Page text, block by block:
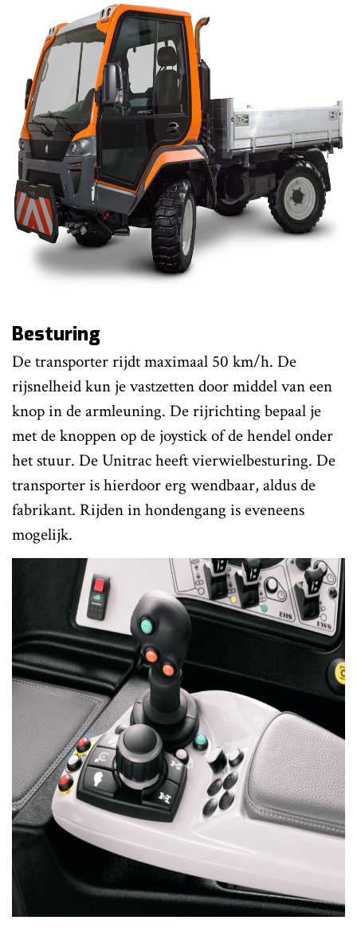
Besturing
De transporter rijdt maximaal 50 km/h. De
rijsnelheid kun je vastzetten door middel van een
knop in de armleuning. De rijrichting bepaal je
met de knoppen op de joystick of de hendel onder
het stuur. De Unitrac heeft vierwielbesturing. De
transporter is hierdoor erg wendbaar, aldus de
fabrikant. Rijden in hondengang is eveneens
mogelijk.